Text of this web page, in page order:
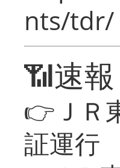
nts/tdr/
📶速
👉ＪＲ
証運行